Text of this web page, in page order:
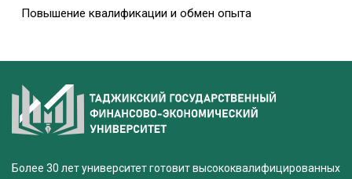
Повышение квалификации и обмен опыта
Более 30 лет университет готовит высококвалифицированных